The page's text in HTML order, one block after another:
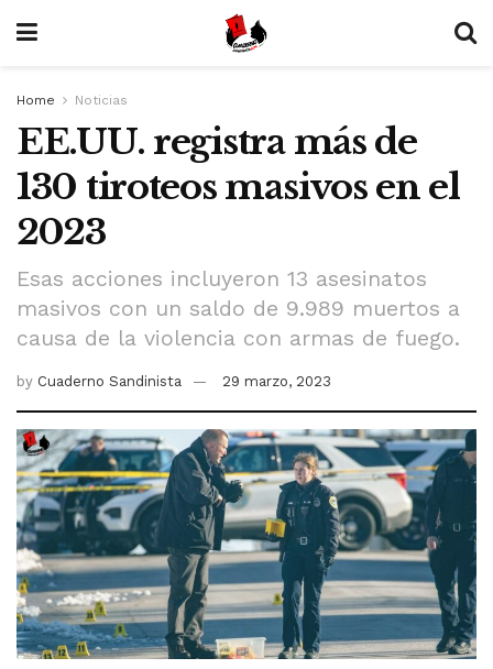
Home Noticias
EE.UU. registra más de
130 tiroteos masivos en el
2023
Esas acciones incluyeron 13 asesinatos
masivos con un saldo de 9.989 muertos a
causa de la violencia con armas de fuego.
by Cuaderno Sandinista 29 marzo, 2023